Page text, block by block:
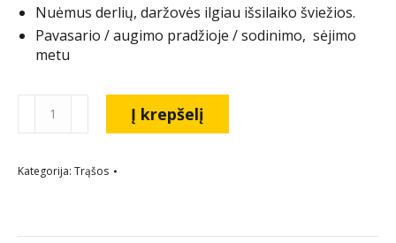
Nuėmus derlių, daržovės ilgiau išsilaiko šviežios.
Pavasario / augimo pradžioje / sodinimo, sėjimo
metu
Į krepšelį
Kategorija: Trąšos